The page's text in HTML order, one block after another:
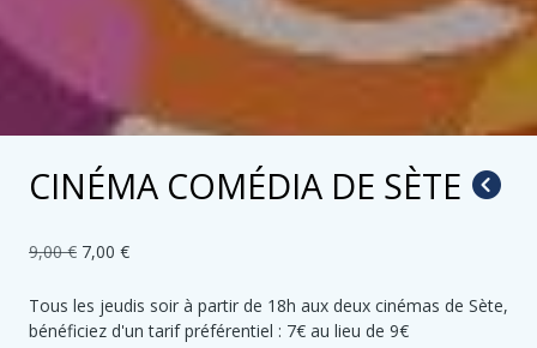
CINÉMA COMÉDIA DE SÈTE
9,00 € 7,00 €
Tous les jeudis soir à partir de 18h aux deux cinémas de Sète,
bénéficiez d'un tarif préférentiel : 7€ au lieu de 9€